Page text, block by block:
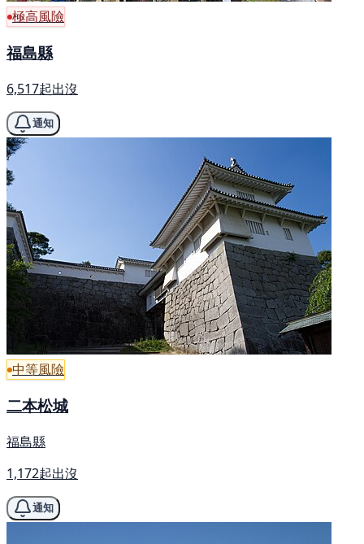
極高風險
福島縣
6,517起出沒
通知
中等風險
二本松城
福島縣
1,172起出沒
通知